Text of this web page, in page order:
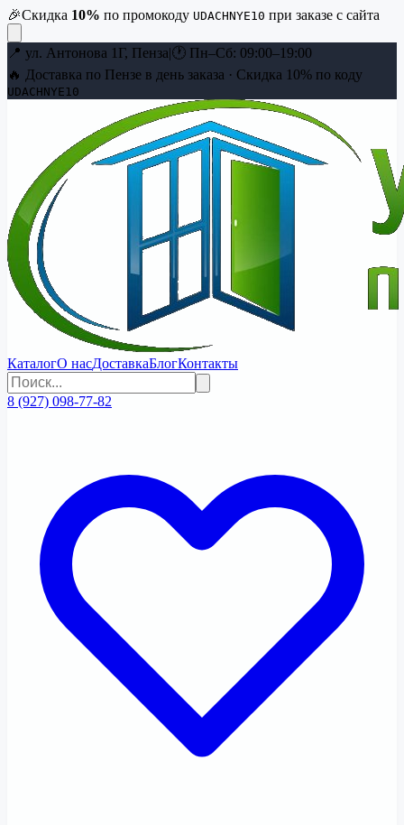
🎉Скидка 10% по промокоду UDACHNYE10 при заказе с сайта
📍 ул. Антонова 1Г, Пенза|🕐 Пн–Сб: 09:00–19:00
🔥 Доставка по Пензе в день заказа · Скидка 10% по коду
UDACHNYE10
КаталогО насДоставкаБлогКонтакты
8 (927) 098-77-82